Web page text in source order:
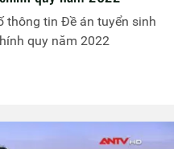
thông tin Đề án tuyển sinh
quy năm 2022